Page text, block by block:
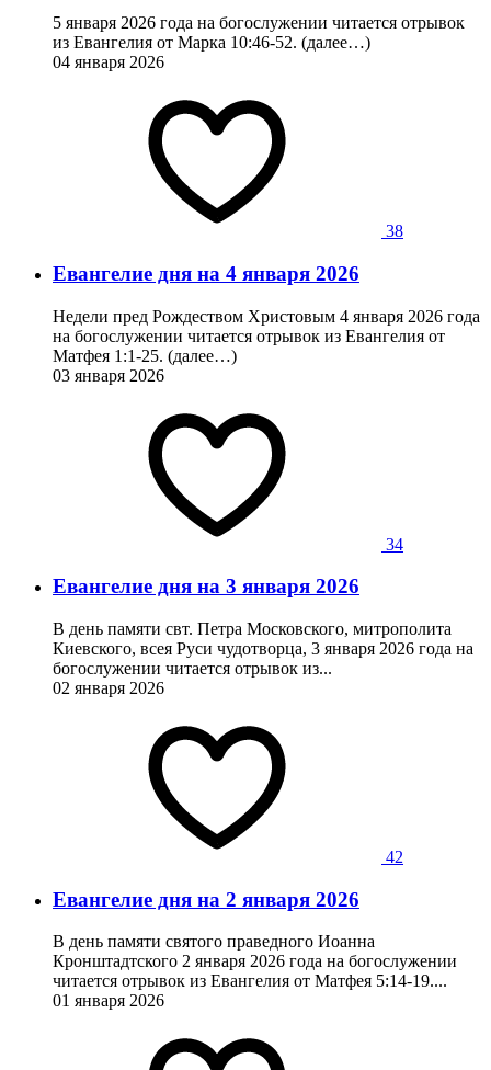
5 января 2026 года на богослужении читается отрывок
из Евангелия от Марка 10:46-52. (далее…)
04 января 2026
38
Евангелие дня на 4 января 2026
Недели пред Рождеством Христовым 4 января 2026 года
на богослужении читается отрывок из Евангелия от
Матфея 1:1-25. (далее…)
03 января 2026
34
Евангелие дня на 3 января 2026
В день памяти свт. Петра Московского, митрополита
Киевского, всея Руси чудотворца, 3 января 2026 года на
богослужении читается отрывок из...
02 января 2026
42
Евангелие дня на 2 января 2026
В день памяти святого праведного Иоанна
Кронштадтского 2 января 2026 года на богослужении
читается отрывок из Евангелия от Матфея 5:14-19....
01 января 2026